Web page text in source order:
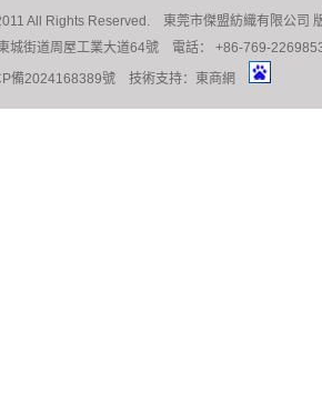
All Rights Reserved. 東莞市傑盟紡織有限公司
城街道周屋工業大道64號 電話： +86-769-
備2024168389號 技術支持： 東商網